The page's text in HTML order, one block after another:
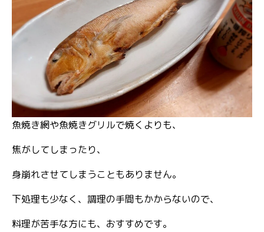
魚焼き網や魚焼きグリルで焼くよりも、
焦がしてしまったり、
身崩れさせてしまうこともありません。
下処理も少なく、調理の手間もかからないので、
料理が苦手な方にも、おすすめです。